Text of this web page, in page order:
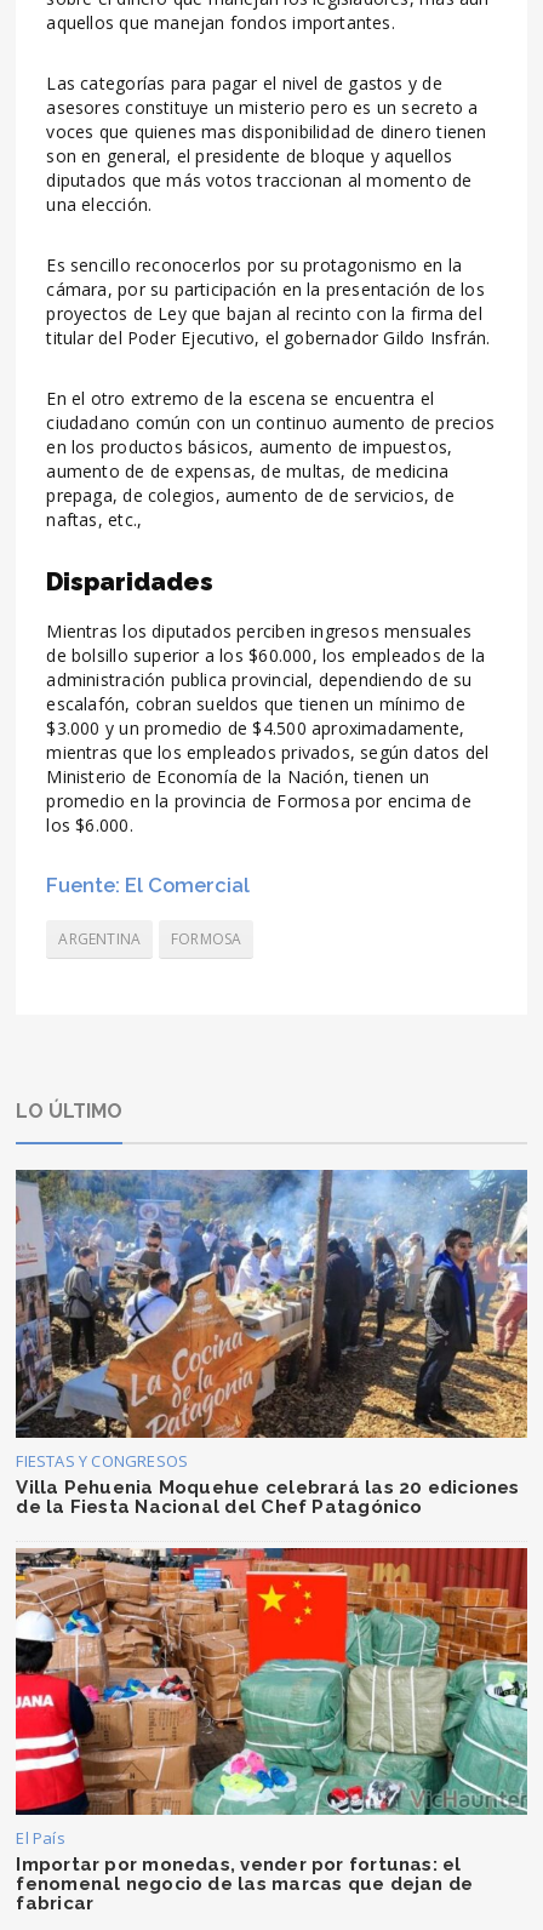
aquellos que manejan fondos importantes.
Las categorías para pagar el nivel de gastos y de
asesores constituye un misterio pero es un secreto a
voces que quienes mas disponibilidad de dinero tienen
son en general, el presidente de bloque y aquellos
diputados que más votos traccionan al momento de
una elección.
Es sencillo reconocerlos por su protagonismo en la
cámara, por su participación en la presentación de los
proyectos de Ley que bajan al recinto con la firma del
titular del Poder Ejecutivo, el gobernador Gildo Insfrán.
En el otro extremo de la escena se encuentra el
ciudadano común con un continuo aumento de precios
en los productos básicos, aumento de impuestos,
aumento de de expensas, de multas, de medicina
prepaga, de colegios, aumento de de servicios, de
naftas, etc.,
Disparidades
Mientras los diputados perciben ingresos mensuales
de bolsillo superior a los $60.000, los empleados de la
administración publica provincial, dependiendo de su
escalafón, cobran sueldos que tienen un mínimo de
$3.000 y un promedio de $4.500 aproximadamente,
mientras que los empleados privados, según datos del
Ministerio de Economía de la Nación, tienen un
promedio en la provincia de Formosa por encima de
los $6.000.
Fuente: El Comercial
ARGENTINA FORMOSA
LO ÚLTIMO
FIESTAS Y CONGRESOS
Villa Pehuenia Moquehue celebrará las 20 ediciones
de la Fiesta Nacional del Chef Patagónico
El País
Importar por monedas, vender por fortunas: el
fenomenal negocio de las marcas que dejan de
fabricar